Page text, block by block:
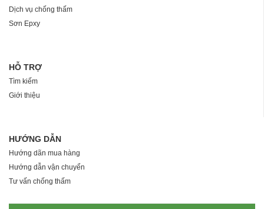
Dịch vụ chống thấm
Sơn Epxy
HỖ TRỢ
Tìm kiếm
Giới thiệu
HƯỚNG DẪN
Hướng dãn mua hàng
Hướng dẫn vận chuyển
Tư vấn chống thấm